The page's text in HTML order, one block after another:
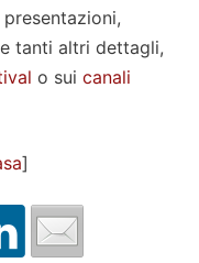
tanti altri dettagli,
o sui canali
]